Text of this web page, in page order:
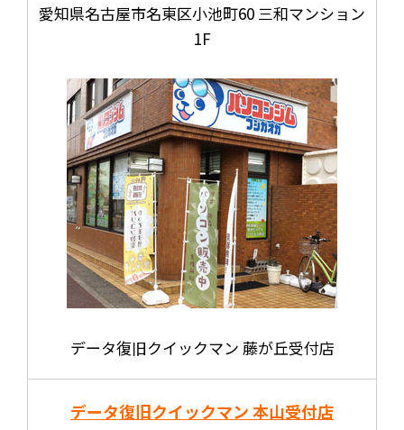
愛知県名古屋市名東区小池町60 三和マンション
1F
データ復旧クイックマン 藤が丘受付店
データ復旧クイックマン 本山受付店